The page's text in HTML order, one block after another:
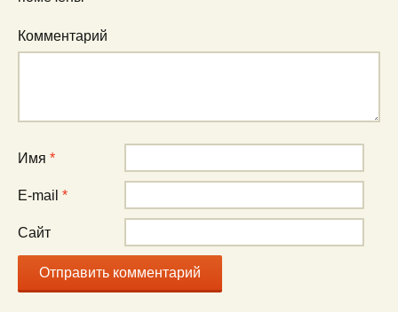
Комментарий
Имя *
E-mail *
Сайт